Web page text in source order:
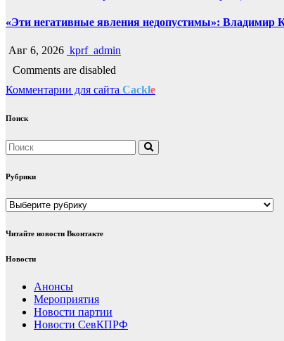
«Эти негативные явления недопустимы»: Владимир
Авг 6, 2026 kprf_admin
Comments are disabled
Комментарии для сайта Cackle
Поиск
Рубрики
Рубрики
Читайте новости Вконтакте
Новости
Анонсы
Мероприятия
Новости партии
Новости СевКПРФ